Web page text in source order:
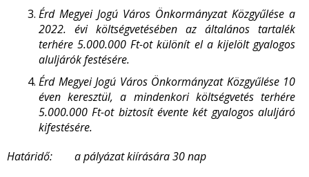
Érd Megyei Jogú Város Önkormányzat Közgyűlése a
2022. évi költségvetésében az általános tartalék
terhére 5.000.000 Ft-ot különít el a kijelölt gyalogos
aluljárók festésére.
Érd Megyei Jogú Város Önkormányzat Közgyűlése 10
éven keresztül, a mindenkori költségvetés terhére
5.000.000 Ft-ot biztosít évente két gyalogos aluljáró
kifestésére.
Határidő: a pályázat kiírására 30 nap